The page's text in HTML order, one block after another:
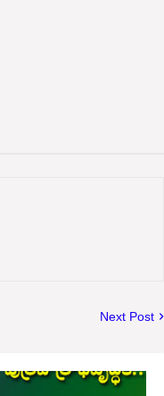
Next Post